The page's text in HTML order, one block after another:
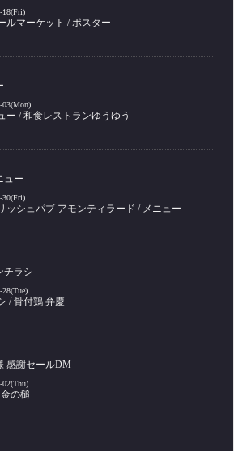
18(Fri)
ルマーケット /ポスター
03(Mon)
ー /和食レストランゆうゆう
ュー
30(Fri)
ッシュパブ アモンティラード / メニュー
チラシ
28(Tue)
/骨付鶏 弁慶
感謝セールDM
02(Thu)
金の槌